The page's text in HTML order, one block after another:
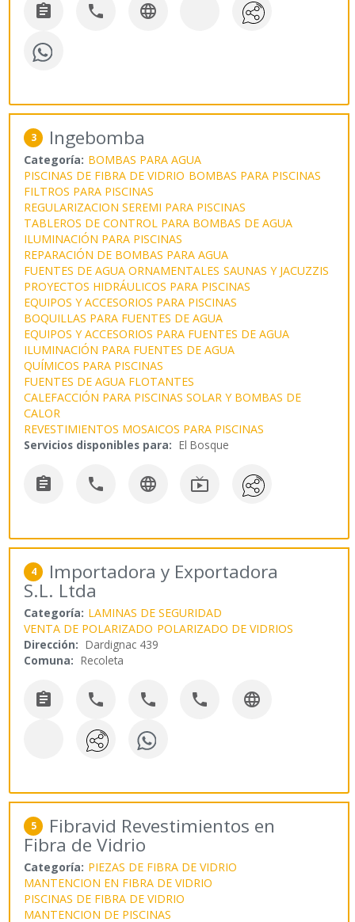
  
3 Ingebomba
Categoría: BOMBAS PARA AGUA
PISCINAS DE FIBRA DE VIDRIO BOMBAS PARA PISCINAS
FILTROS PARA PISCINAS
REGULARIZACION SEREMI PARA PISCINAS
TABLEROS DE CONTROL PARA BOMBAS DE AGUA
ILUMINACIÓN PARA PISCINAS
REPARACIÓN DE BOMBAS PARA AGUA
FUENTES DE AGUA ORNAMENTALES SAUNAS Y JACUZZIS
PROYECTOS HIDRÁULICOS PARA PISCINAS
EQUIPOS Y ACCESORIOS PARA PISCINAS
BOQUILLAS PARA FUENTES DE AGUA
EQUIPOS Y ACCESORIOS PARA FUENTES DE AGUA
ILUMINACIÓN PARA FUENTES DE AGUA
QUÍMICOS PARA PISCINAS
FUENTES DE AGUA FLOTANTES
CALEFACCIÓN PARA PISCINAS SOLAR Y BOMBAS DE
CALOR
REVESTIMIENTOS MOSAICOS PARA PISCINAS
Servicios disponibles para: El Bosque
   
4 Importadora y Exportadora
S.L. Ltda
Categoría: LAMINAS DE SEGURIDAD
VENTA DE POLARIZADO POLARIZADO DE VIDRIOS
Dirección: Dardignac 439
Comuna: Recoleta
    
5 Fibravid Revestimientos en
Fibra de Vidrio
Categoría: PIEZAS DE FIBRA DE VIDRIO
MANTENCION EN FIBRA DE VIDRIO
PISCINAS DE FIBRA DE VIDRIO
MANTENCION DE PISCINAS